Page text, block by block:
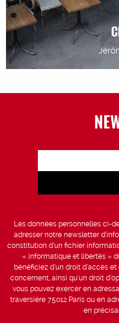
Les données personnelles ci-
adresser notre newsletter
constitution d’un fichier
« informatique et libertés »
bénéficiez d’un droit d’accès
concernent, ainsi qu’un droit
vous pouvez exercer en
traversière 75012 Paris ou en
en